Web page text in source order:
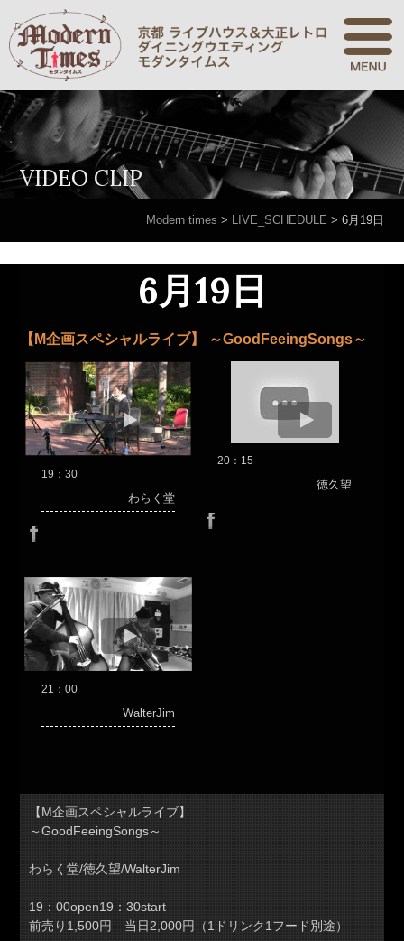
VIDEO CLIP
Modern times > LIVE_SCHEDULE > 6月19日
6月19日
【M企画スペシャルライブ】 ～GoodFeeingSongs～
19：30
わらく堂
20：15
徳久望
21：00
WalterJim
【M企画スペシャルライブ】
～GoodFeeingSongs～
わらく堂/徳久望/WalterJim
19：00open19：30start
前売り1,500円 当日2,000円（1ドリンク1フード別途）